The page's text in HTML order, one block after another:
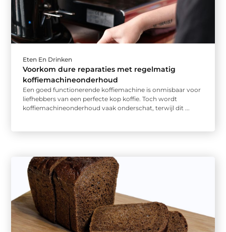
Eten En Drinken
Voorkom dure reparaties met regelmatig
koffiemachineonderhoud
Een goed functionerende koffiemachine is onmisbaar voor
liefhebbers van een perfecte kop koffie. Toch wordt
koffiemachineonderhoud vaak onderschat, terwijl dit ...